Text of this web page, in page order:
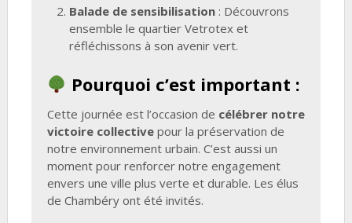
Balade de sensibilisation : Découvrons
ensemble le quartier Vetrotex et
réfléchissons à son avenir vert.
Pourquoi c’est important :
Cette journée est l’occasion de célébrer notre
victoire collectivepour la préservation de
notre environnement urbain. C’est aussi un
moment pour renforcer notre engagement
envers une ville plus verte et durable. Les élus
de Chambéry ont été invités.